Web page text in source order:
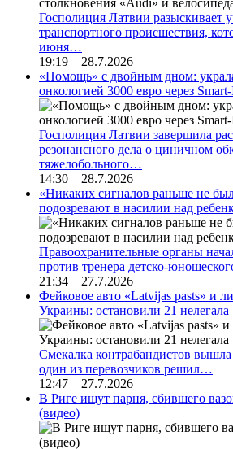
Госполиция Латвии разыскивает
транспортного происшествия,
июня…
19:19 28.7.2026
«Помощь» с двойным дном:
онкологией 3000 евро через
Госполиция Латвии завершила
резонансного дела о циничном
тяжелобольного…
14:30 28.7.2026
«Никаких сигналов раньше не
подозревают в насилии над
Правоохранительные органы
против тренера детско-
21:34 27.7.2026
Фейковое авто «Latvijas pasts» и
Украины: остановили 21 нелегала
Смекалка контрабандистов
один из перевозчиков решил…
12:47 27.7.2026
В Риге ищут парня, сбившего
(видео)